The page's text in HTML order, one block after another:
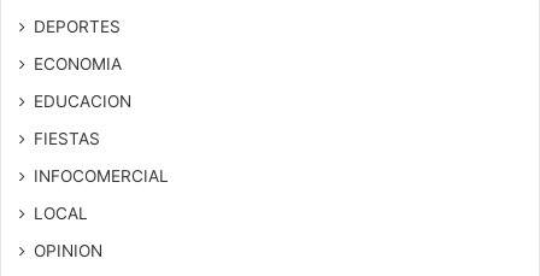
DEPORTES
ECONOMIA
EDUCACION
FIESTAS
INFOCOMERCIAL
LOCAL
OPINION